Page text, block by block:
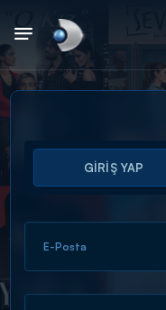
Arama
ARAMA SONUÇLARI
GİRİŞ YAP
E-Posta